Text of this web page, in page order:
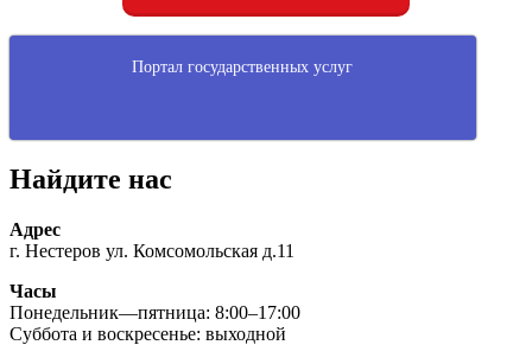
Портал государственных услуг
Найдите нас
Адрес
г. Нестеров ул. Комсомольская д.11
Часы
Понедельник—пятница: 8:00–17:00
Суббота и воскресенье: выходной